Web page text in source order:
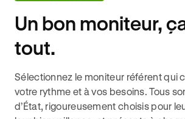
Un bon moniteur,
tout.
Sélectionnez le moniteur référent qui
votre rythme et à vos besoins. Tous
d’État, rigoureusement choisis pour